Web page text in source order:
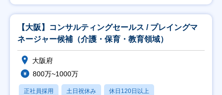
【大阪】コンサルティングセールス / プレイングマ
ネージャー候補（介護・保育・教育領域）
大阪府
800万~1000万
正社員採用 土日祝休み 休日120日以上